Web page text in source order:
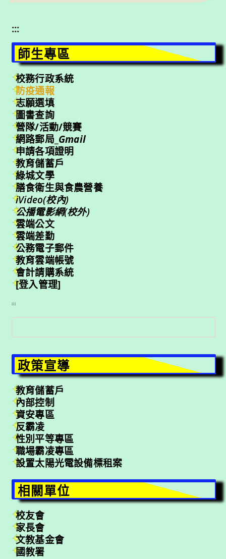
:::
師生專區
校務行政系統
防疫通報
志願選填
圖書查詢
營隊/活動/競賽
網路郵局_ Gmail
申請各項證明
教育儲蓄戶
綠城文學
膳食衛生與食農營養
iVideo(校內)
公播電影網(校外)
雲端公文
雲端差勤
公務電子郵件
教育雲端帳號
會計請購系統
[登入管理]
:::
搜
尋
政策宣導
教育儲蓄戶
內部控制
資安專區
反霸凌
性別平等專區
職場霸凌專區
設置太陽光電設備標租案
相關單位
校友會
家長會
文教基金會
國教署